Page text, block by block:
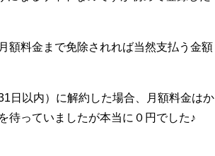
額料金まで免除されれば当然支払う金額
日以内）に解約した場合、月額料金はか
待っていましたが本当に０円でした♪